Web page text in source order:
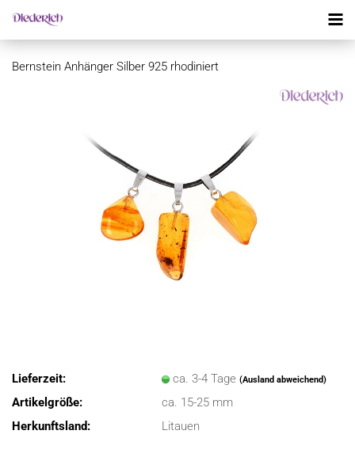
Bernstein Anhänger Silber 925 rhodiniert
Lieferzeit: ca. 3-4 Tage(Ausland abweichend)
Artikelgröße:
ca. 15-25 mm
Herkunftsland:
Litauen